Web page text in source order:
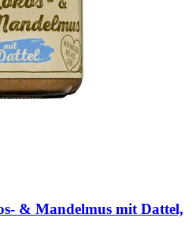
& Mandelmus mit Dattel,